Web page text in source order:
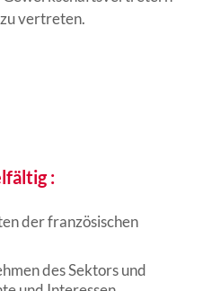
vertreten.
:
der französischen
des Sektors und